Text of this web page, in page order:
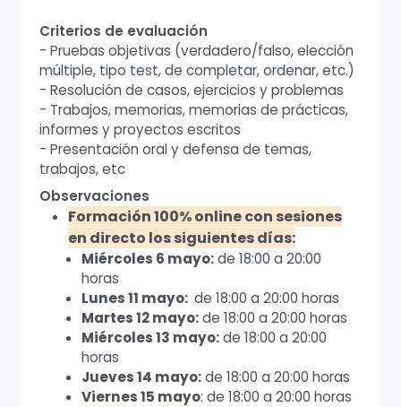
Criterios de evaluación
- Pruebas objetivas (verdadero/falso, elección
múltiple, tipo test, de completar, ordenar, etc.)
- Resolución de casos, ejercicios y problemas
- Trabajos, memorias, memorias de prácticas,
informes y proyectos escritos
- Presentación oral y defensa de temas,
trabajos, etc
Observaciones
Formación 100% online con sesiones
en directo los siguientes días:
Miércoles 6 mayo:de 18:00 a 20:00
horas
Lunes 11 mayo: de 18:00 a 20:00 horas
Martes 12 mayo:de 18:00 a 20:00 horas
Miércoles 13 mayo:de 18:00 a 20:00
horas
Jueves 14 mayo:de 18:00 a 20:00 horas
Viernes 15 mayo: de 18:00 a 20:00 horas